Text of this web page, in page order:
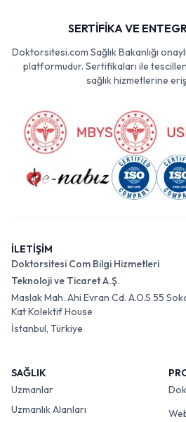
SERTİFİKA VE
Doktorsitesi.com Sağlık Bakanlığı
platformudur. Sertifikaları ile
sağlık hizmetlerine
İLETİŞİM
Doktorsitesi Com Bilgi Hizmetleri
Teknoloji ve Ticaret A.Ş.
Maslak Mah. Ahi Evran Cd. A.O.S 55
Kat Kolektif House
İstanbul, Türkiye
SAĞLIK
Uzmanlar
Uzmanlık Alanları